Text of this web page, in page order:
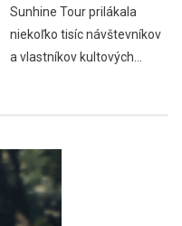
Sunhine Tour prilákala
niekoľko tisíc návštevníkov
a vlastníkov kultových…